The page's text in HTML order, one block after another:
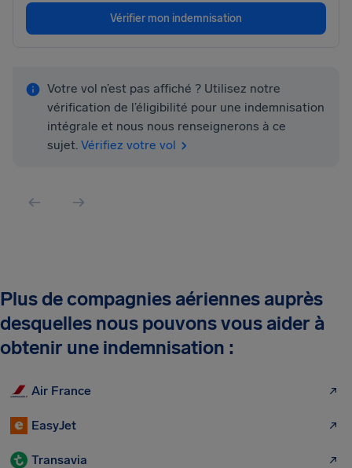
Vérifier mon indemnisation
Votre vol n’est pas affiché ? Utilisez notre
vérification de l’éligibilité pour une indemnisation
intégrale et nous nous renseignerons à ce
sujet. Vérifiez votre vol
Plus de compagnies aériennes auprès
desquelles nous pouvons vous aider à
obtenir une indemnisation :
Air France
EasyJet
Transavia